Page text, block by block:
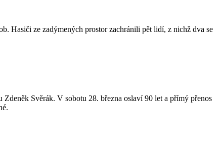
Hasiči ze zadýmených prostor zachránili pět lidí, z nichž dva se
Svěrák. V sobotu 28. března oslaví 90 let a přímý přenos